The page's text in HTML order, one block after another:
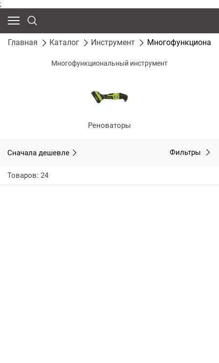
;
Главная Каталог Инструмент
Многофункциональный инструмент
Реноваторы
Сначала дешевле Фильтры
Товаров: 24